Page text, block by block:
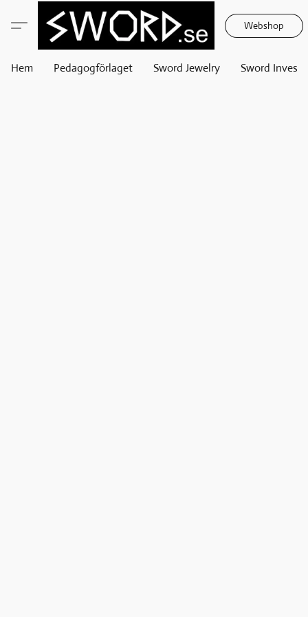
Webshop
Hem Pedagogförlaget Sword Jewelry Sword Invest